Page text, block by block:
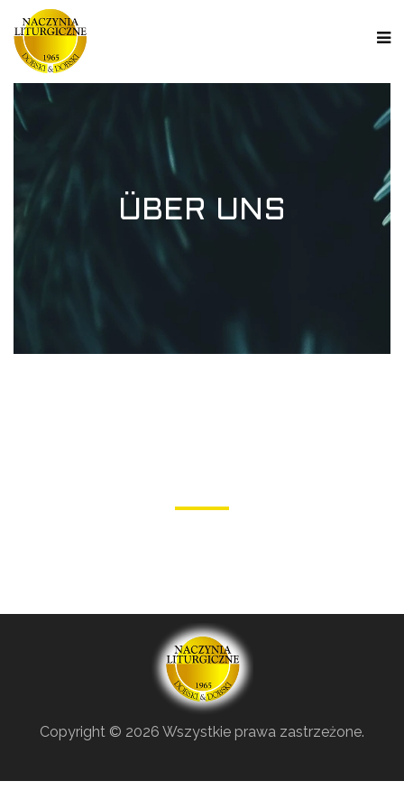
ÜBER UNS
Copyright © 2026 Wszystkie prawa zastrzeżone.